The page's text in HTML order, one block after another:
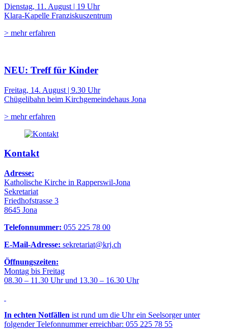
Dienstag, 11. August | 19 Uhr
Klara-Kapelle Franziskuszentrum
> mehr erfahren
NEU: Treff für Kinder
Freitag, 14. August | 9.30 Uhr
Chügelibahn beim Kirchgemeindehaus Jona
> mehr erfahren
Kontakt
Adresse:
Katholische Kirche in Rapperswil-Jona
Sekretariat
Friedhofstrasse 3
8645 Jona
Telefonnummer: 055 225 78 00
E-Mail-Adresse: sekretariat@krj.ch
Öffnungszeiten:
Montag bis Freitag
08.30 – 11.30 Uhr und 13.30 – 16.30 Uhr
In echten Notfällen ist rund um die Uhr ein Seelsorger unter
folgender Telefonnummer erreichbar: 055 225 78 55